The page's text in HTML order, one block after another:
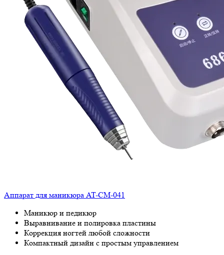
Аппарат для маникюра AT-CM-041
Маникюр и педикюр
Выравнивание и полировка пластины
Коррекция ногтей любой сложности
Компактный дизайн с простым управлением